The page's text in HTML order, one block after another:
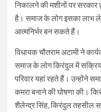
निकालने की मशीनों पर सरकार
है। समाज के लोग इसका लाभ
आत्मनिर्भर बन सकते हैं।
विधायक चौतराम अटामी ने
समाज के लोग किरंदुल में
परिवार यहां रहते हैं। उन्होंने
कमरा बनाने की घोषणा की।
शैलेन्द्र सिंह, किरंदुल तहसील